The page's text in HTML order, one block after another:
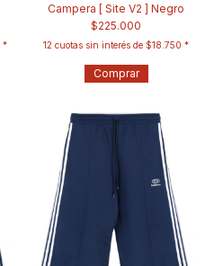
Campera [ Site V2 ] Negro
$225.000
12 cuotas sin interés de $18.750
Comprar